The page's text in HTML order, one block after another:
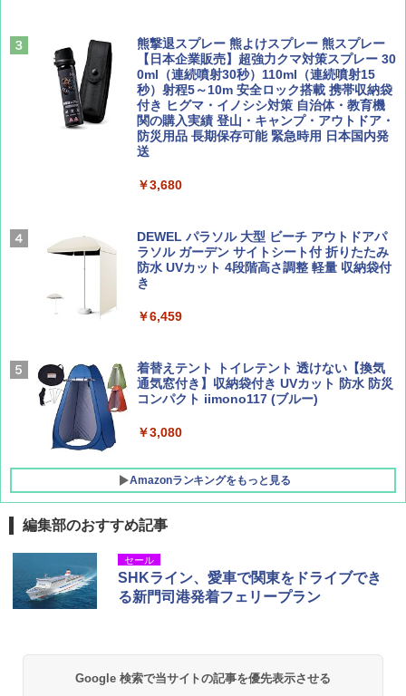
山と溪谷 2026年8月号「南アルプス大全」
￥1,540
Coyote No.89 特集 星野道夫 夢見る旅
￥1,540
AIRLINE（エアライン）2026年9月号【特
集】ボーイング110周年を祝して！
￥1,760
僕が見た未来【完全版】
￥0
A26 地球の歩き方 チェコ ポーランド スロヴ
パ
A09 地球の歩き方 イタリア 2026～2027 地
球の歩き方A ヨーロッパ
￥2,479
￥4,980
ENDLESS BASE 《めざましテレビで紹介》
テント ワンタッチ RENEW 幅200 2-3人用 43
500002(88859)
広げるだけ パッとサッとテント ブラックコ
ーティング フルクローズ メッシュ 3-4人用
簡単設置 ポップアップテント エクルベージ
ュ(BC仕様) PATC-150B(EB)
￥9,990
[キャンパーズコレクション 山善] 傘みたいに
広げるだけ パッとサッとテント キューブワ
イド ブラックコーティング フルクローズ メ
ATCW-150B エクルベージュ
熊撃退スプレー 熊よけスプレー 熊スプレー
【日本企業販売】超強力クマ対策スプレー 30
0ml（連続噴射30秒）110ml（連続噴射15
秒）射程5～10m 安全ロック搭載 携帯収納袋
付き ヒグマ・イノシシ対策 自治体・教育機
関の購入実績 登山・キャンプ・アウトドア・
防災用品 長期保存可能 緊急時用 日本国内発
送
￥3,680
DEWEL パラソル 大型 ビーチ アウトドアパ
ラソル ガーデン サイトシート付 折りたたみ
防水 UVカット 4段階高さ調整 軽量 収納袋付
き
￥6,459
着替えテント トイレテント 透けない【換気
通気窓付き】収納袋付き UVカット 防水 防災
コンパクト iimono117 (ブルー)
￥3,080
Amazonランキングをもっと見る
編集部のおすすめ記事
セール
SHKライン、愛車で関東をドライブでき
る新門司港発着フェリープラン
Google 検索で当サイトの記事を優先表示させる